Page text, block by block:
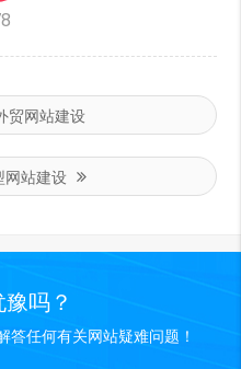
贸网站建设
网站建设
吗？
答任何有关网站疑难问题！